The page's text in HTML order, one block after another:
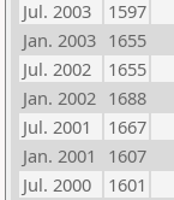
Jul. 2003
1597
Jan. 2003 1655
Jul. 2002
1655
Jan. 2002 1688
Jul. 2001
1667
Jan. 2001
1607
Jul. 2000
1601